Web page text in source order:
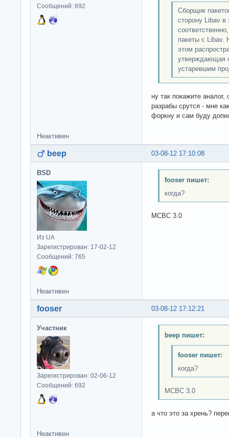
Сообщений: 692
Сборщик
сторону Libav в
пакеты с Libav.
этом
утверждающая
устаревшим
ну так покажите
разрабы срутся - мне
форкну и сам буду
Неактивен
03-08-12 17:10:08
beep
BSD
Из UA
Зарегистрирован: 17-02-12
Сообщений: 765
fooser пишет:
когда?
МСВС 3.0
Неактивен
03-08-12 17:12:21
fooser
Участник
Зарегистрирован: 02-06-12
Сообщений: 692
beep пишет:
fooser пишет:
когда?
МСВС 3.0
а что это за хрень?
Неактивен